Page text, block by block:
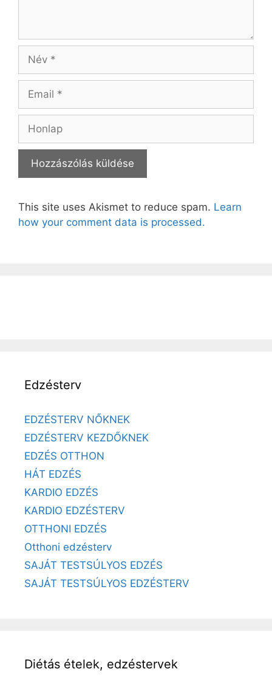
Név
Email
Honlap
This site uses Akismet to reduce spam. Learn
how your comment data is processed.
Edzésterv
EDZÉSTERV NŐKNEK
EDZÉSTERV KEZDŐKNEK
EDZÉS OTTHON
HÁT EDZÉS
KARDIO EDZÉS
KARDIO EDZÉSTERV
OTTHONI EDZÉS
Otthoni edzésterv
SAJÁT TESTSÚLYOS EDZÉS
SAJÁT TESTSÚLYOS EDZÉSTERV
Diétás ételek, edzéstervek